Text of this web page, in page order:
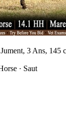
3 Ans, 145
· Saut